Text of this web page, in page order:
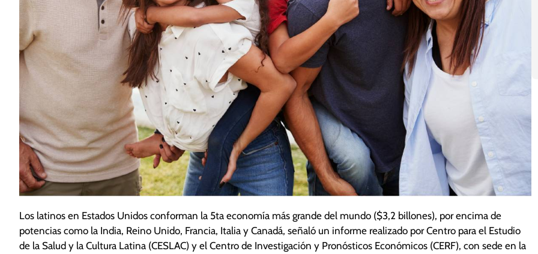
Los latinos en Estados Unidos conforman la 5ta economía más grande del mundo ($3,2 billones), por encima de
potencias como la India, Reino Unido, Francia, Italia y Canadá, señaló un informe realizado por Centro para el Estudio
de la Salud y la Cultura Latina (CESLAC) y el Centro de Investigación y Pronósticos Económicos (CERF), con sede en la